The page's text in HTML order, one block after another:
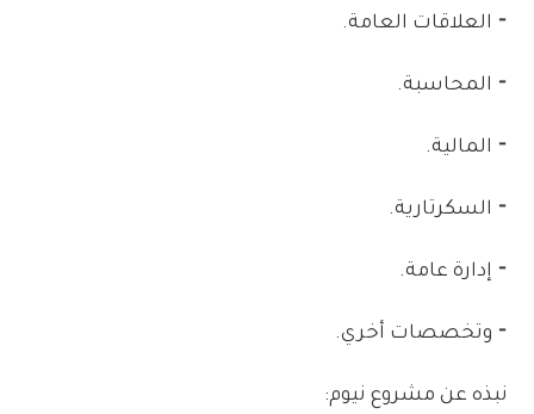
⁃ العلاقات العامة.
⁃ المحاسبة.
⁃ المالية.
⁃ السكرتارية.
⁃ إدارة عامة.
⁃ وتخصصات أخري.
نبذه عن مشروع نيوم: